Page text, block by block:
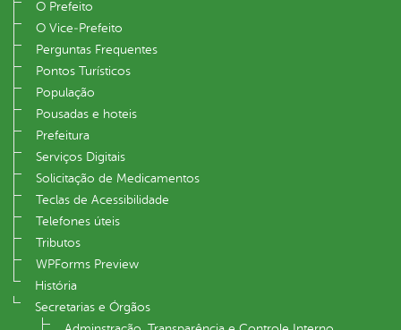
O Prefeito
O Vice‐Prefeito
Perguntas Frequentes
Pontos Turísticos
População
Pousadas e hoteis
Prefeitura
Serviços Digitais
Solicitação de Medicamentos
Teclas de Acessibilidade
Telefones úteis
Tributos
WPForms Preview
História
Secretarias e Órgãos